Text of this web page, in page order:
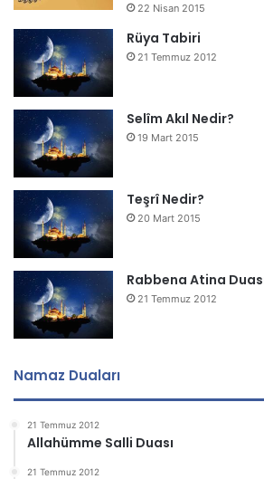
22 Nisan 2015
Rüya Tabiri
21 Temmuz 2012
Selîm Akıl Nedir?
19 Mart 2015
Teşrî Nedir?
20 Mart 2015
Rabbena Atina
21 Temmuz 2012
Namaz Duaları
21 Temmuz 2012
Allahümme Salli Duası
21 Temmuz 2012